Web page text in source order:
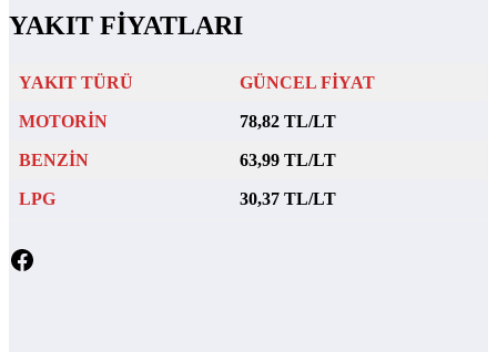
YAKIT FİYATLARI
YAKIT TÜRÜ GÜNCEL FİYAT
MOTORİN 78,82 TL/LT
BENZİN 63,99 TL/LT
LPG 30,37 TL/LT
Facebook